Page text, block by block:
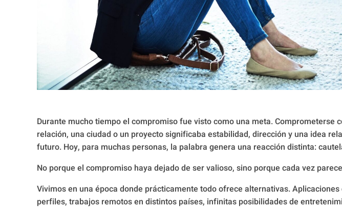
Durante mucho tiempo el compromiso fue visto como una meta. Comprometerse
relación, una ciudad o un proyecto significaba estabilidad, dirección y una idea
futuro. Hoy, para muchas personas, la palabra genera una reacción distinta:
No porque el compromiso haya dejado de ser valioso, sino porque cada vez
Vivimos en una época donde prácticamente todo ofrece alternativas.
perfiles, trabajos remotos en distintos países, infinitas posibilidades de